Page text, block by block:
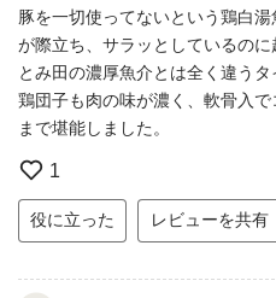
豚を一切使ってないという鶏白
が際立ち、サラッとしているのに
とみ田の濃厚魚介とは全く違うタ
鶏団子も肉の味が濃く、軟骨入
まで堪能しました。
1
役に立った レビューを共有